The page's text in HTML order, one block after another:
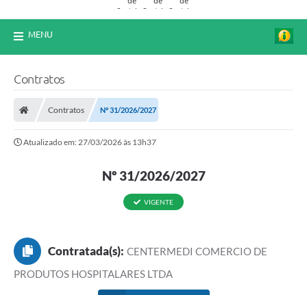
MENU
Contratos
Contratos Nº 31/2026/2027
Atualizado em: 27/03/2026 às 13h37
Nº 31/2026/2027
VIGENTE
Contratada(s): CENTERMEDI COMERCIO DE
PRODUTOS HOSPITALARES LTDA